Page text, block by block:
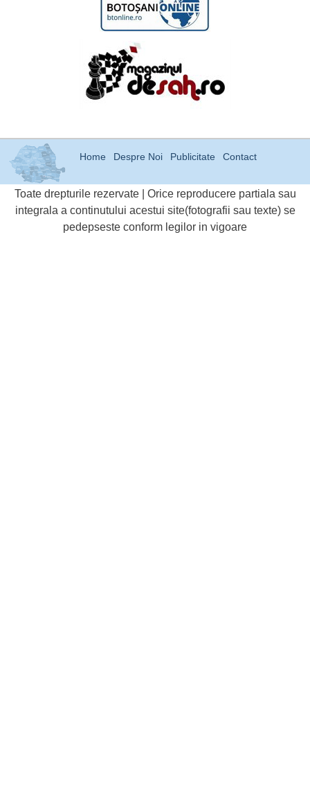
Home Despre Noi Publicitate Contact
Toate drepturile rezervate | Orice reproducere partiala sau
integrala a continutului acestui site(fotografii sau texte) se
pedepseste conform legilor in vigoare